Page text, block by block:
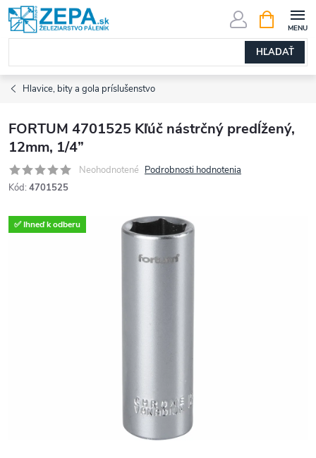
Prejsť
na
obsah
HĽADAŤ
KOŠÍK
Hlavice, bity a gola príslušenstvo
FORTUM 4701525 Kľúč nástrčný predĺžený,
12mm, 1/4”
Neohodnotené Podrobnosti hodnotenia
Kód: 4701525
✅ Ihneď k odberu